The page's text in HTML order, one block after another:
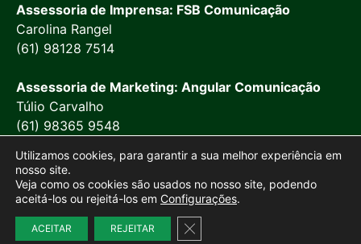
Assessoria de Imprensa: FSB Comunicação
Carolina Rangel
(61) 98128 7514
Assessoria de Marketing: Angular Comunicação
Túlio Carvalho
(61) 98365 9548
Site desenvolvido porMarketing Objetivo
Utilizamos cookies, para garantir a sua melhor experiência em
nosso site.
Veja como os cookies são usados no nosso site, podendo
aceitá-los ou rejeitá-los em Configurações.
ACEITAR REJEITAR Close GDPR Cookie Banner